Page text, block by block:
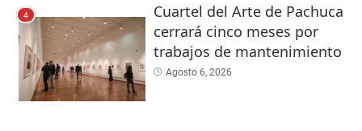
4
Cuartel del Arte de Pachuca
cerrará cinco meses por
trabajos de mantenimiento
Agosto 6, 2026